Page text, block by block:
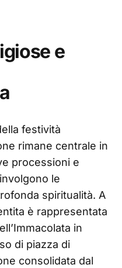
e
festività
rimane centrale in
processioni e
le
spiritualità. A
è rappresentata
in
di piazza di
consolidata dal